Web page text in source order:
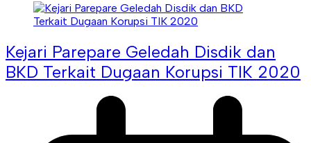
Kejari Parepare Geledah Disdik dan
BKD Terkait Dugaan Korupsi TIK 2020